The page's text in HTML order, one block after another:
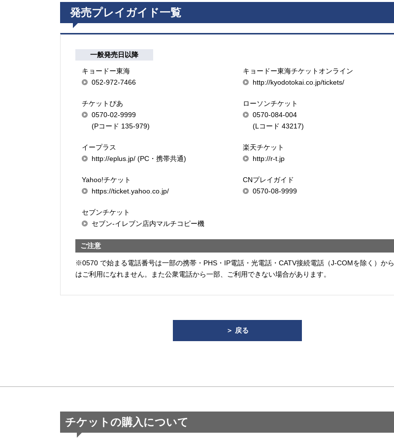
発売プレイガイド一覧
一般発売日以降
キョードー東海
052-972-7466
キョードー東海チケットオンライン
http://kyodotokai.co.jp/tickets/
チケットぴあ
0570-02-9999
(Pコード 135-979)
ローソンチケット
0570-084-004
(Lコード 43217)
イープラス
http://eplus.jp/ (PC・携帯共通)
楽天チケット
http://r-t.jp
Yahoo!チケット
https://ticket.yahoo.co.jp/
CNプレイガイド
0570-08-9999
セブンチケット
セブン-イレブン店内マルチコピー機
ご注意
※0570 で始まる電話番号は一部の携帯・PHS・IP電話・光電話・CATV接続電話（J-COMを除く）から
はご利用になれません。また公衆電話から一部、ご利用できない場合があります。
＞ 戻る
チケットの購入について